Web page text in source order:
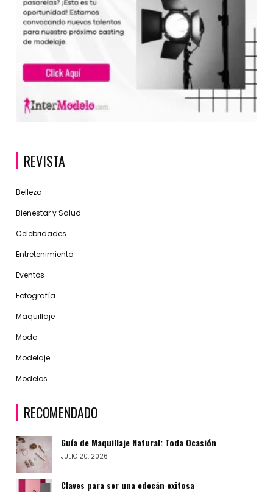
REVISTA
Belleza
Bienestar y Salud
Celebridades
Entretenimiento
Eventos
Fotografía
Maquillaje
Moda
Modelaje
Modelos
RECOMENDADO
Guía de Maquillaje Natural: Toda Ocasión
JULIO 20, 2026
Claves para ser una edecán exitosa